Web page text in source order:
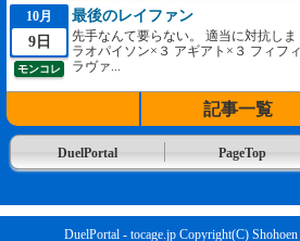
10月
9日
モンコレ
最後のレイファン
先手なんて要らない。 適当に対抗し
ラオパイソン×３ アギアト×３ フィフ
ラヴァ...
記事一覧
DuelPortal PageTop
DuelPortal - tocage.jp Copyright(C)